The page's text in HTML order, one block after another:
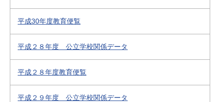
平成30年度教育便覧
平成２８年度 公立学校関係データ
平成２８年度教育便覧
平成２９年度 公立学校関係データ